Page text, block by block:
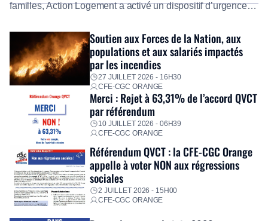
familles, Action Logement a activé un dispositif d’urgence
Fidèle à sa mission d’utilité sociale, le Groupe mobilise
immédiatement ses équipes afin de proposer un diagnostic
personnalisé, des aides financières pour faire face aux
premières dépenses, […]
Soutien aux Forces de la Nation, aux
populations et aux salariés impactés
par les incendies
27 JUILLET 2026 - 16H30
CFE-CGC ORANGE
Merci : Rejet à 63,31% de l’accord QVCT
par référendum
10 JUILLET 2026 - 06H39
CFE-CGC ORANGE
Référendum QVCT : la CFE-CGC Orange
appelle à voter NON aux régressions
sociales
2 JUILLET 2026 - 15H00
CFE-CGC ORANGE